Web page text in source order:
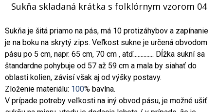
Sukňa skladaná krátka s folklórnym vzorom 04
Sukňa je šitá priamo na pás, má 10 protizáhybov a zapínanie
je na boku na skrytý zips. Veľkost sukne je určená obvodom
pásu po 5 cm, napr. 65 cm, 70 cm , atď.............. Dĺžka sukní sa
štandardne pohybuje od 57 až 59 cm a mala by siahať do
oblasti kolien, závisí však aj od výšky postavy.
Zloženie materiálu: 100% bavlna.
V prípade potreby veľkosti na iný obvod pásu, je možné ušiť